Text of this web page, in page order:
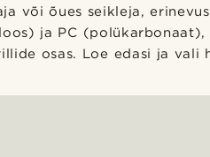
või õues seikleja,
ja PC
osas. Loe edasi ja vali